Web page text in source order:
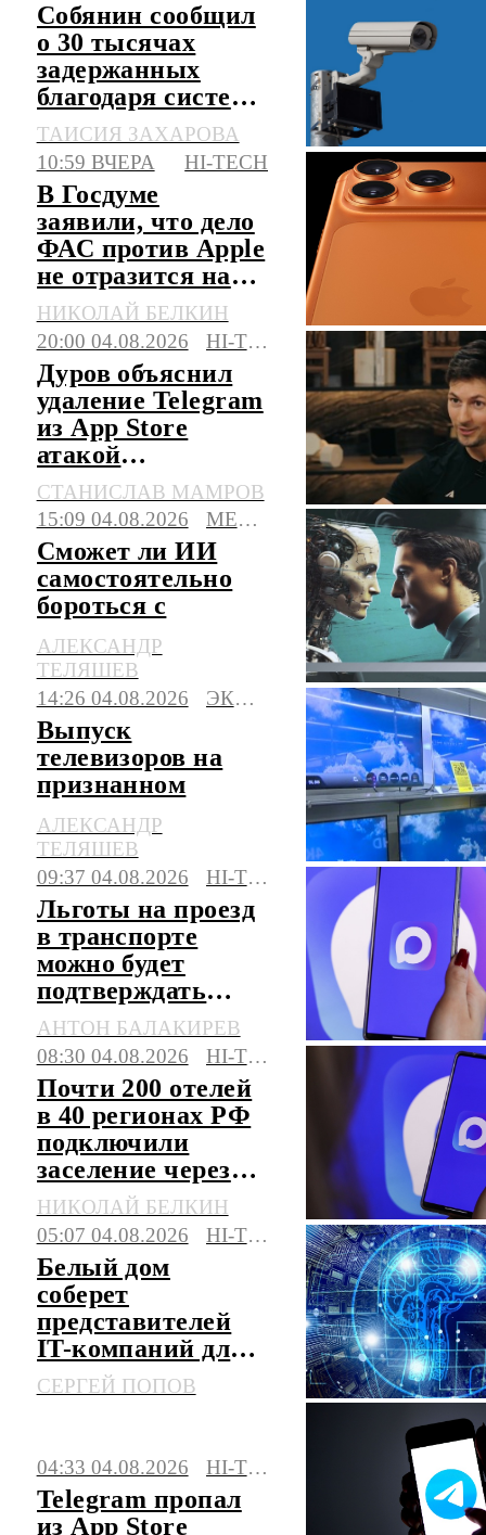
Собянин сообщил
о 30 тысячах
задержанных
благодаря системе
распознавания
лиц
ТАИСИЯ ЗАХАРОВА
10:59 ВЧЕРА
HI-TECH
В Госдуме
заявили, что дело
ФАС против Apple
не отразится на
работе iPhone
НИКОЛАЙ БЕЛКИН
20:00 04.08.2026
HI-TECH
Дуров объяснил
удаление Telegram
из App Store
атакой
вымогателей
СТАНИСЛАВ МАМРОВ
15:09 04.08.2026
МЕДИЦИНА
Сможет ли ИИ
самостоятельно
бороться с
онкологией:
мнение эксперта
АЛЕКСАНДР
ТЕЛЯШЕВ
14:26 04.08.2026
ЭКОНОМИКА
Выпуск
телевизоров на
признанном
банкротом
"Кванте"
перезапустят
АЛЕКСАНДР
ТЕЛЯШЕВ
09:37 04.08.2026
HI-TECH
Льготы на проезд
в транспорте
можно будет
подтверждать
через MAX
АНТОН БАЛАКИРЕВ
08:30 04.08.2026
HI-TECH
Почти 200 отелей
в 40 регионах РФ
подключили
заселение через
MAX
НИКОЛАЙ БЕЛКИН
05:07 04.08.2026
HI-TECH
Белый дом
соберет
представителей
IT-компаний для
обсуждения
безопасности ИИ
СЕРГЕЙ ПОПОВ
04:33 04.08.2026 HI-TECH
Telegram пропал
из App Store